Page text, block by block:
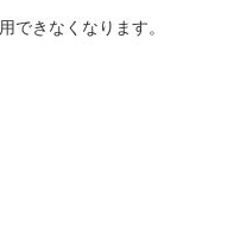
できなくなります。